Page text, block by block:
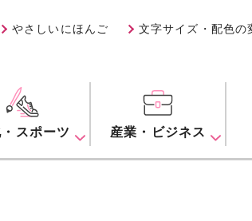
やさしいにほんご 文字サイズ・配色の
スポーツ 産業・ビジネス